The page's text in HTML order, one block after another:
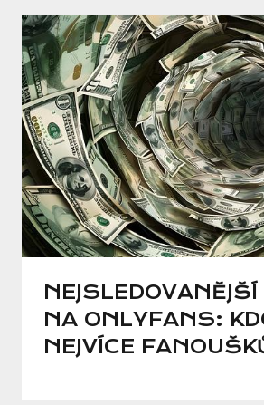
NA ONLYFANS:
NEJVÍCE